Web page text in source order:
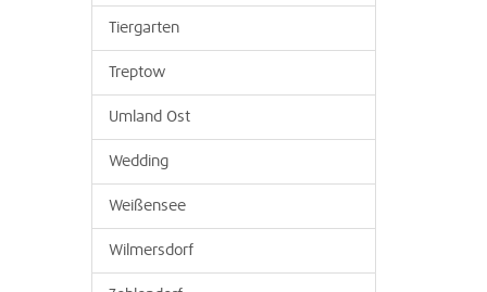
Tiergarten
Treptow
Umland Ost
Wedding
Weißensee
Wilmersdorf